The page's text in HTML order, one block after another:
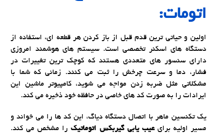
اتومات:
اولین و حیاتی ترین قدم قبل از باز کردن هر قطعه ای، استفاده از
دستگاه های اسکنر تخصصی است. سیستم های هوشمند امروزی
دارای سنسور های متعددی هستند که کوچک ترین تغییرات در
فشار، دما و سرعت چرخش را ثبت می کنند. زمانی که شما با
مشکلاتی مثل ضربه زدن مواجه می شوید، کامپیوتر ماشین این
ایرادات را به صورت کد های خاصی در حافظه خود ذخیره می کند.
یک تکنسین ماهر با اتصال دستگاه دیاگ، این کد ها را می خواند و
مسیر اولیه برایعیب یابی گیربکس اتوماتیکرا مشخص می کند.